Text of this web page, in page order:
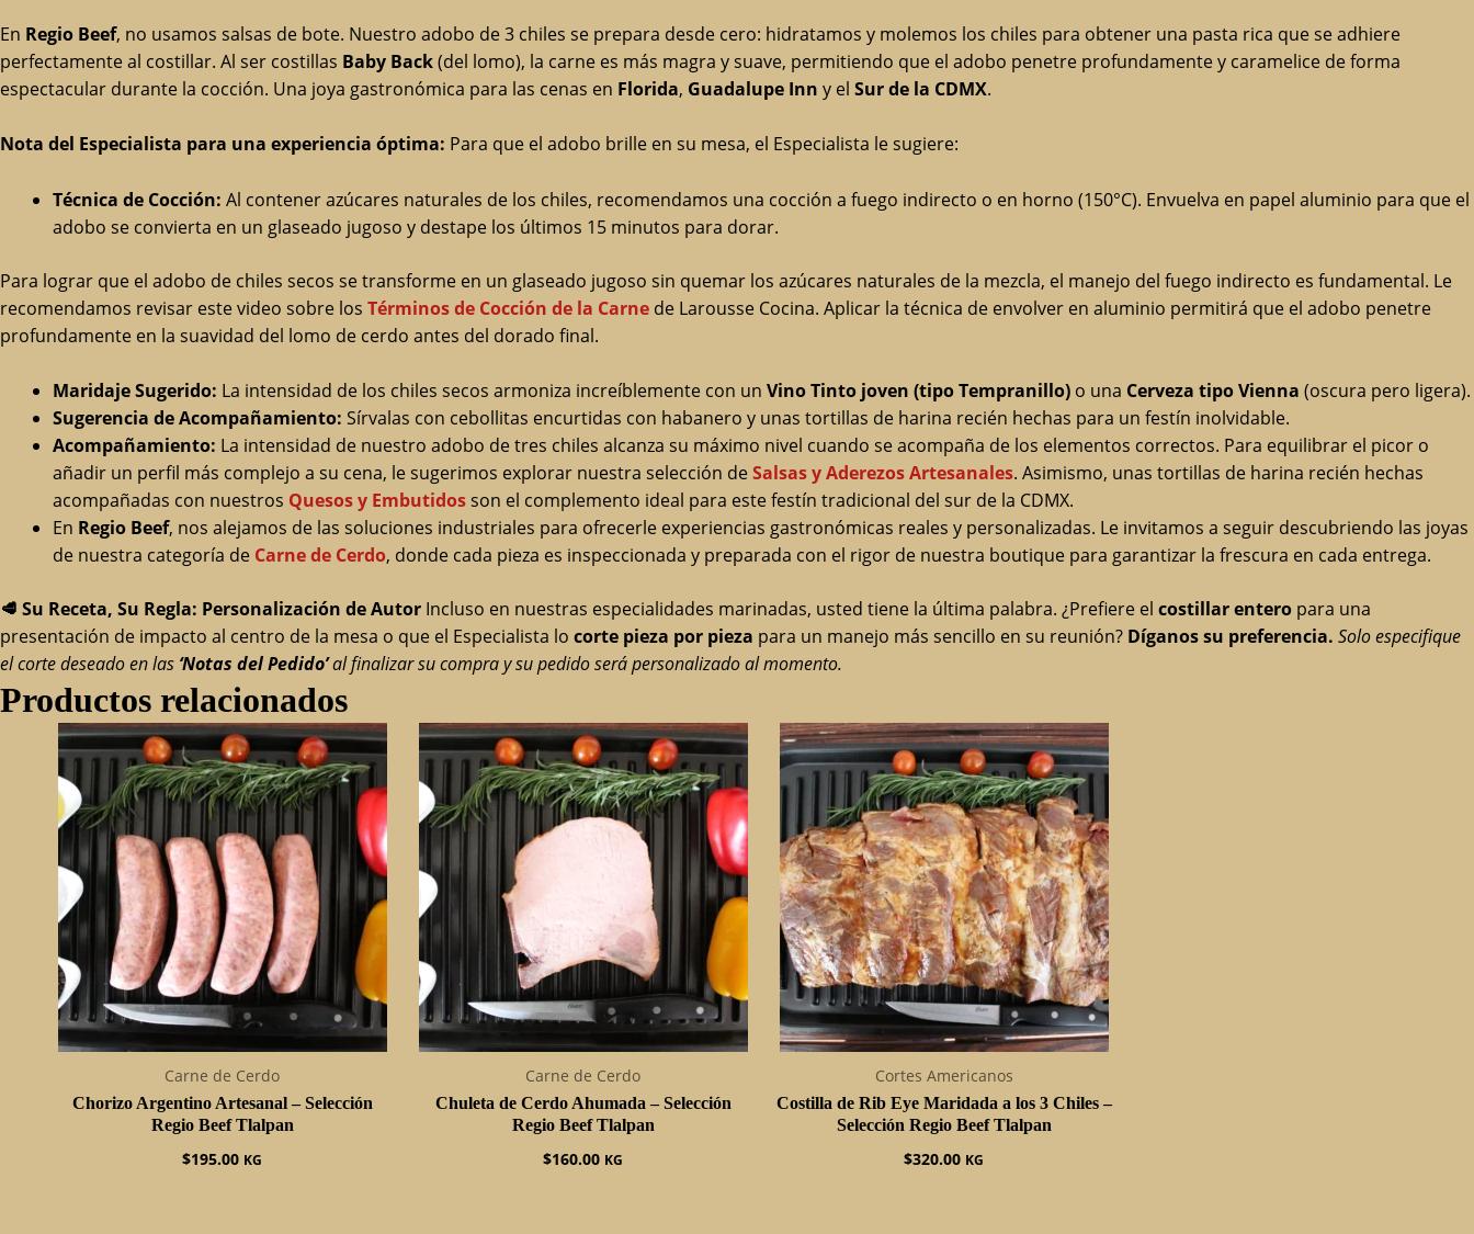
En Regio Beef, no usamos salsas de bote. Nuestro adobo de 3 chiles se prepara desde cero: hidratamos y molemos los chiles para obtener una pasta rica que se adhiere
perfectamente al costillar. Al ser costillas Baby Back(del lomo), la carne es más magra y suave, permitiendo que el adobo penetre profundamente y caramelice de forma
espectacular durante la cocción. Una joya gastronómica para las cenas en Florida, Guadalupe Inn y el Sur de la CDMX.
Nota del Especialista para una experiencia óptima: Para que el adobo brille en su mesa, el Especialista le sugiere:
Técnica de Cocción: Al contener azúcares naturales de los chiles, recomendamos una cocción a fuego indirecto o en horno (150°C). Envuelva en papel aluminio para que el
adobo se convierta en un glaseado jugoso y destape los últimos 15 minutos para dorar.
Para lograr que el adobo de chiles secos se transforme en un glaseado jugoso sin quemar los azúcares naturales de la mezcla, el manejo del fuego indirecto es fundamental. Le
recomendamos revisar este video sobre los Términos de Cocción de la Carne de Larousse Cocina. Aplicar la técnica de envolver en aluminio permitirá que el adobo penetre
profundamente en la suavidad del lomo de cerdo antes del dorado final.
Maridaje Sugerido: La intensidad de los chiles secos armoniza increíblemente con un Vino Tinto joven (tipo Tempranillo) o una Cerveza tipo Vienna (oscura pero ligera).
Sugerencia de Acompañamiento: Sírvalas con cebollitas encurtidas con habanero y unas tortillas de harina recién hechas para un festín inolvidable.
Acompañamiento: La intensidad de nuestro adobo de tres chiles alcanza su máximo nivel cuando se acompaña de los elementos correctos. Para equilibrar el picor o
añadir un perfil más complejo a su cena, le sugerimos explorar nuestra selección deSalsas y Aderezos Artesanales. Asimismo, unas tortillas de harina recién hechas
acompañadas con nuestros Quesos y Embutidosson el complemento ideal para este festín tradicional del sur de la CDMX.
En Regio Beef, nos alejamos de las soluciones industriales para ofrecerle experiencias gastronómicas reales y personalizadas. Le invitamos a seguir descubriendo las joyas
de nuestra categoría de Carne de Cerdo, donde cada pieza es inspeccionada y preparada con el rigor de nuestra boutique para garantizar la frescura en cada entrega.
🥩 Su Receta, Su Regla: Personalización de Autor Incluso en nuestras especialidades marinadas, usted tiene la última palabra. ¿Prefiere el costillar entero para una
presentación de impacto al centro de la mesa o que el Especialista lo corte pieza por pieza para un manejo más sencillo en su reunión? Díganos su preferencia. Solo especifique
el corte deseado en las ‘Notas del Pedido’al finalizar su compra y su pedido será personalizado al momento.
Productos relacionados
Carne de Cerdo
Chorizo Argentino Artesanal – Selección
Regio Beef Tlalpan
$195.00 KG
Carne de Cerdo
Chuleta de Cerdo Ahumada – Selección
Regio Beef Tlalpan
$160.00 KG
Cortes Americanos
Costilla de Rib Eye Maridada a los 3 Chiles –
Selección Regio Beef Tlalpan
$320.00 KG